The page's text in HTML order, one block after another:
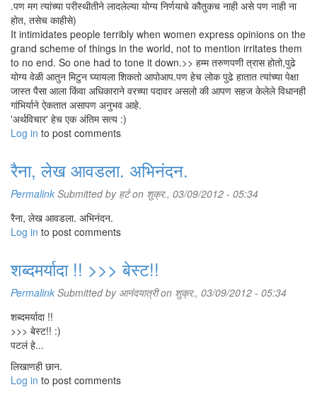
.पण मग त्यांच्या परीस्थीतीने लादलेल्या योग्य निर्णयाचे कौतुकच नाही असे पण नाही ना
होत, तसेच काहीसे)
It intimidates people terribly when women express opinions on the
grand scheme of things in the world, not to mention irritates them
to no end. So one had to tone it down.>> हम्म तरुणपणी त्रास होतो,पुढे
योग्य वेळी आतुन मिटुन घ्यायला शिकतो आपोआप.पण हेच लोक पुढे हातात त्यांच्या पेक्षा
जास्त पैसा आला किंवा अधिकाराने वरच्या पदावर असलो की आपण सहज केलेले विधानही
गांभिर्याने ऐकतात असापण अनुभव आहे.
'अर्थविचार' हेच एक अंतिम सत्य :)
Log in to post comments
रैना, लेख आवडला. अभिनंदन.
Permalink Submitted by हर्टon शुक्र., 03/09/2012 - 05:34
रैना, लेख आवडला. अभिनंदन.
Log in to post comments
शब्दमर्यादा !! >>> बेस्ट!!
Permalink Submitted by आनंदयात्रीon शुक्र., 03/09/2012 - 05:34
शब्दमर्यादा !!
>>> बेस्ट!! :)
पटलं हे...
लिखाणही छान.
Log in to post comments